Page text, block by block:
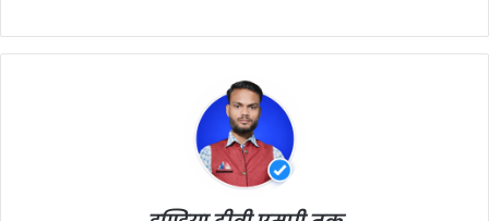
c
e
itt
er
at
s
ar
e